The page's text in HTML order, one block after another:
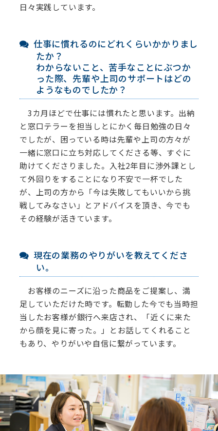
日々実践しています。
仕事に慣れるのにどれくらいかかりまし
たか？
わからないこと、苦手なことにぶつか
った際、先輩や上司のサポートはどの
ようなものでしたか？
3カ月ほどで仕事には慣れたと思います。出納
と窓口テラーを担当しとにかく毎日勉強の日々
でしたが、困っている時は先輩や上司の方々が
一緒に窓口に立ち対応してくださる等、すぐに
助けてくださりました。入社2年目に渉外課とし
て外回りをすることになり不安で一杯でした
が、上司の方から「今は失敗してもいいから挑
戦してみなさい」とアドバイスを頂き、今でも
その経験が活きています。
現在の業務のやりがいを教えてくださ
い。
お客様のニーズに沿った商品をご提案し、満
⾜していただけた時です。転勤した今でも当時担
当したお客様が銀⾏へ来店され、「近くに来た
から顔を⾒に寄った。」とお話してくれること
もあり、やりがいや⾃信に繋がっています。